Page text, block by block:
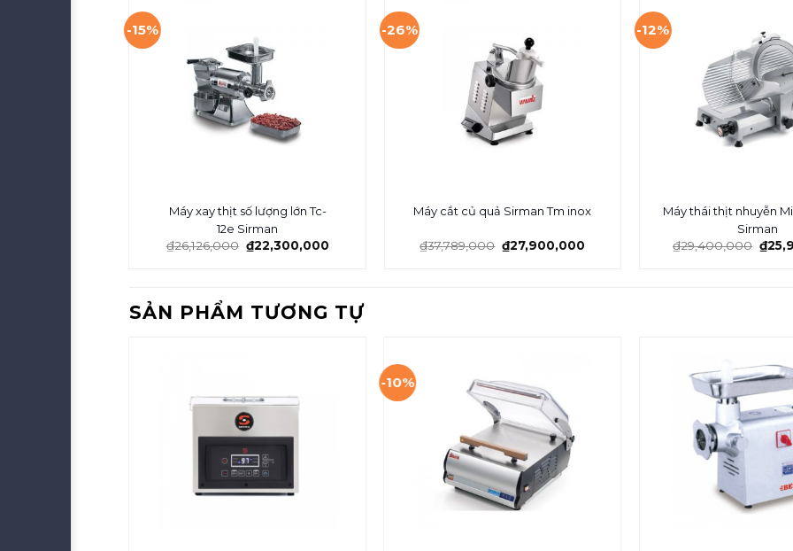
-15%
Máy xay thịt số lượng lớn Tc-
12e Sirman
₫26,126,000 ₫22,300,000
-26%
Máy cắt củ quả Sirman Tm inox
₫37,789,000 ₫27,900,000
-12%
Máy thái thịt nhuyễn
Sirman
₫29,400,000 ₫
SẢN PHẨM TƯƠNG TỰ
-10%